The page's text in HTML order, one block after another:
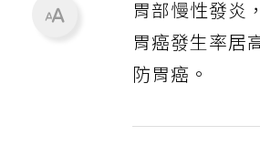
胃部慢性發炎
胃癌發生率居
防胃癌。